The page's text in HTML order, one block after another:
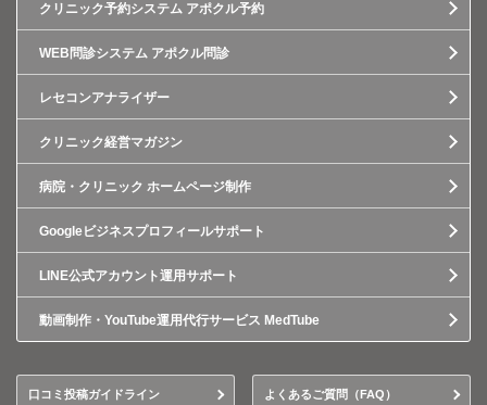
クリニック予約システム アポクル予約
WEB問診システム アポクル問診
レセコンアナライザー
クリニック経営マガジン
病院・クリニック ホームページ制作
Googleビジネスプロフィールサポート
LINE公式アカウント運用サポート
動画制作・YouTube運用代行サービス MedTube
口コミ投稿ガイドライン よくあるご質問（FAQ）